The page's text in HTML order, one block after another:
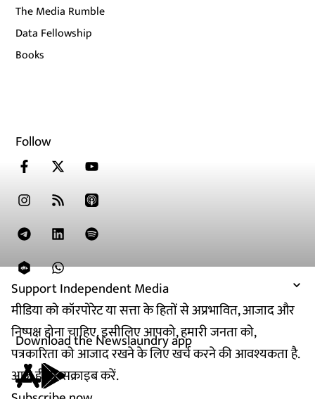
Support Independent Media
मीडिया को कॉरपोरेट या सत्ता के हितों से अप्रभावित, आजाद और
निष्पक्ष होना चाहिए. इसीलिए आपको, हमारी जनता को,
पत्रकारिता को आजाद रखने के लिए खर्च करने की आवश्यकता है.
आज ही सब्सक्राइब करें.
The Media Rumble
Data Fellowship
Books
Follow
Download the Newslaundry app